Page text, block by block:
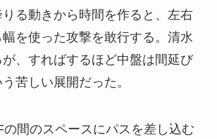
る動きから時間を作ると、左右
を使った攻撃を敢行する。清水
、すればするほど中盤は間延び
苦しい展開だった。
間のスペースにパスを差し込む